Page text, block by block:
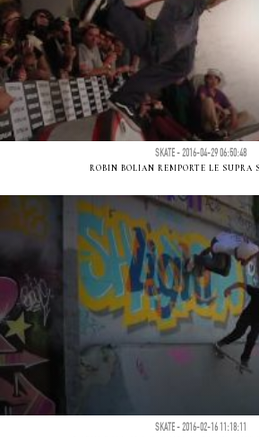
SKATE - 2016-04-29 06:50:48
ROBIN BOLIAN REMPORTE LE SUPRA
SKATE - 2016-02-16 11:18:11